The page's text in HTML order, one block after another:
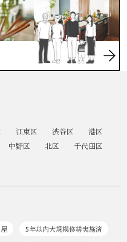
江東区 渋谷区 港区
中野区 北区 千代田区
5年以内大規模修繕実施済